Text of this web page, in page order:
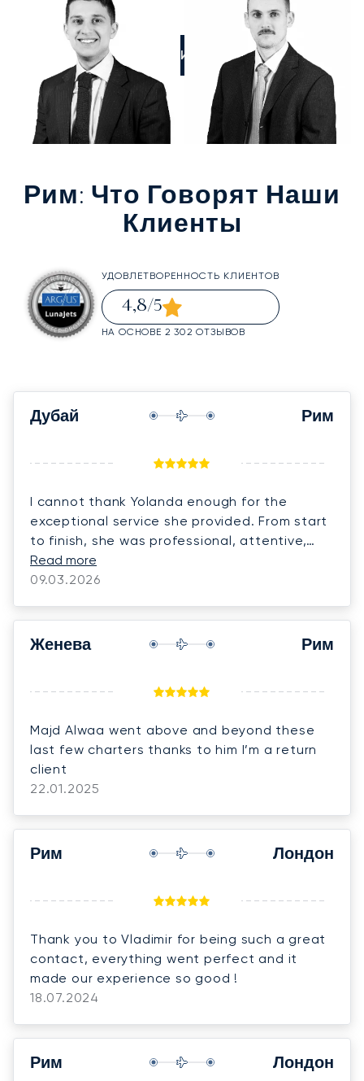
ПОЗВОНИТЕ НАМ
Рим: Что Говорят Наши
Клиенты
УДОВЛЕТВОРЕННОСТЬ КЛИЕНТОВ
4,8/5
НА ОСНОВЕ 2 302 ОТЗЫВОВ
Дубай Рим
I cannot thank Yolanda enough for the
exceptional service she provided. From start
to finish, she was professional, attentive,
and incredibly responsive, ensuring every
detail was handled seamlessly. The entire
recommend Yolanda and LunaJets to anyone
seeking a first-class private aviation
Read more
09.03.2026
Женева Рим
Majd Alwaa went above and beyond these
last few charters thanks to him I’m a return
client
22.01.2025
Рим Лондон
Thank you to Vladimir for being such a great
contact, everything went perfect and it
made our experience so good !
18.07.2024
Рим Лондон